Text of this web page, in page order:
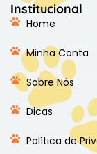
Institucional
Home
Minha Conta
Sobre Nós
Dicas
Política de